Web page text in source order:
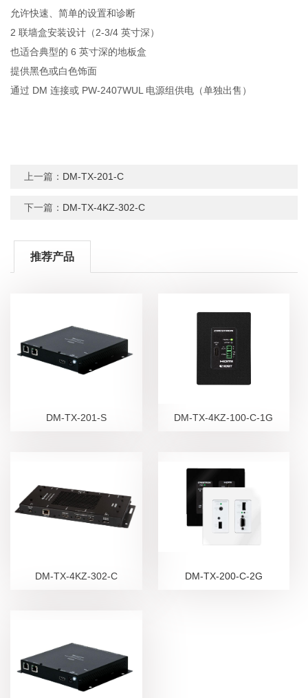
允许快速、简单的设置和诊断
2 联墙盒安装设计（2-3/4 英寸深）
也适合典型的 6 英寸深的地板盒
提供黑色或白色饰面
通过 DM 连接或 PW-2407WUL 电源组供电（单独出售）
上一篇： DM-TX-201-C
下一篇： DM-TX-4KZ-302-C
推荐产品
DM-TX-201-S DM-TX-4KZ-100-C-1G
DM-TX-4KZ-302-C DM-TX-200-C-2G